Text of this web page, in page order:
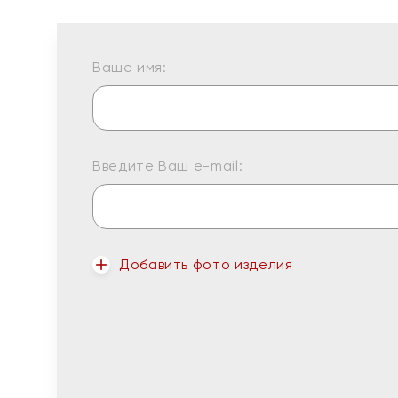
Ваше имя:
Введите Ваш e-mail:
Добавить фото изделия